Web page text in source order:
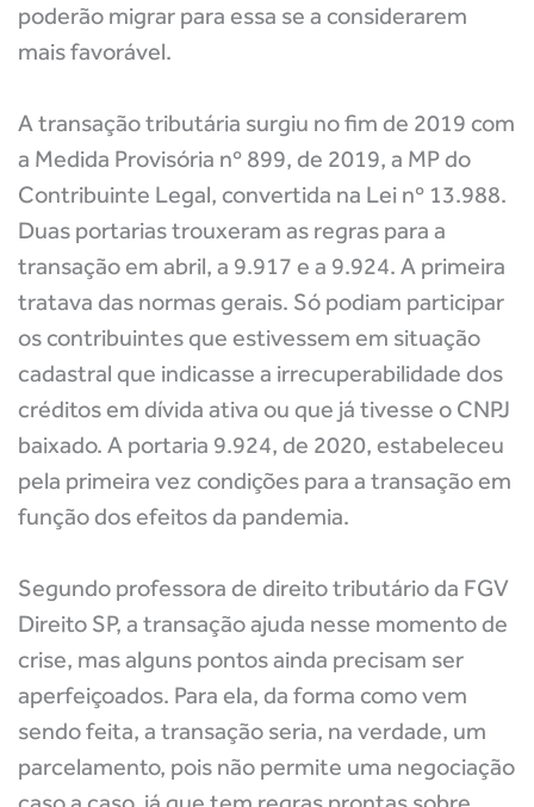
poderão migrar para essa se a considerarem
mais favorável.
A transação tributária surgiu no fim de 2019 com
a Medida Provisória nº 899, de 2019, a MP do
Contribuinte Legal, convertida na Lei nº 13.988.
Duas portarias trouxeram as regras para a
transação em abril, a 9.917 e a 9.924. A primeira
tratava das normas gerais. Só podiam participar
os contribuintes que estivessem em situação
cadastral que indicasse a irrecuperabilidade dos
créditos em dívida ativa ou que já tivesse o CNPJ
baixado. A portaria 9.924, de 2020, estabeleceu
pela primeira vez condições para a transação em
função dos efeitos da pandemia.
Segundo professora de direito tributário da FGV
Direito SP, a transação ajuda nesse momento de
crise, mas alguns pontos ainda precisam ser
aperfeiçoados. Para ela, da forma como vem
sendo feita, a transação seria, na verdade, um
parcelamento, pois não permite uma negociação